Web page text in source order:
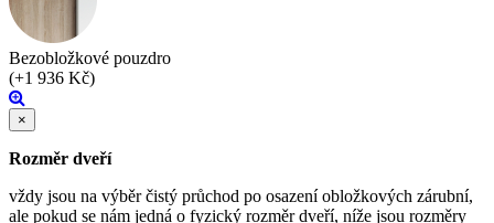
Bezobložkové pouzdro
(+1 936 Kč)
×
Rozměr dveří
vždy jsou na výběr čistý průchod po osazení obložkových zárubní,
ale pokud se nám jedná o fyzický rozměr dveří, níže jsou rozměry